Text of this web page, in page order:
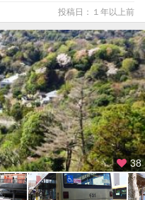
投稿日：１年以上前
38